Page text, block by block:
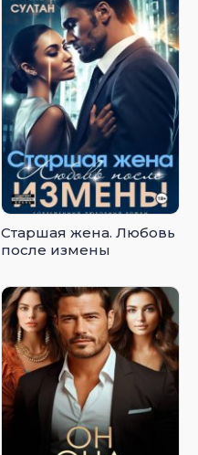
Старшая жена. Любовь
после измены